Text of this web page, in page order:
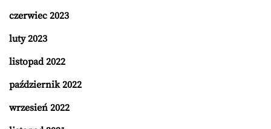
czerwiec 2023
luty 2023
listopad 2022
październik 2022
wrzesień 2022